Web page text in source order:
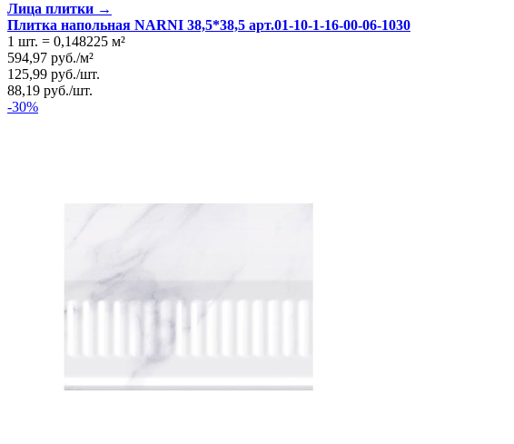
Лица плитки →
Плитка напольная NARNI 38,5*38,5 арт.01-10-1-16-00-06-1030
1 шт. = 0,148225 м²
594,97 руб./м²
125,99 руб./шт.
88,19 руб./шт.
-30%